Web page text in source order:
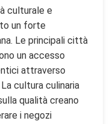
culturale e
un forte
Le principali città
un accesso
attraverso
cultura culinaria
qualità creano
i negozi